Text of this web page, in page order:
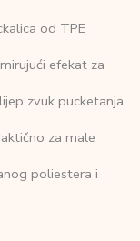
od TPE
efekat za
zvuk pucketanja
za male
poliestera i